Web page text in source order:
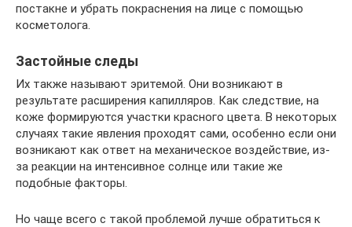
постакне и убрать покраснения на лице с помощью
косметолога.
Застойные следы
Их также называют эритемой. Они возникают в
результате расширения капилляров. Как следствие, на
коже формируются участки красного цвета. В некоторых
случаях такие явления проходят сами, особенно если они
возникают как ответ на механическое воздействие, из-
за реакции на интенсивное солнце или такие же
подобные факторы.
Но чаще всего с такой проблемой лучше обратиться к